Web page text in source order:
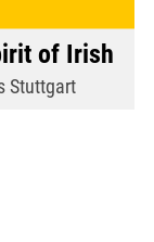
of Irish
Stuttgart